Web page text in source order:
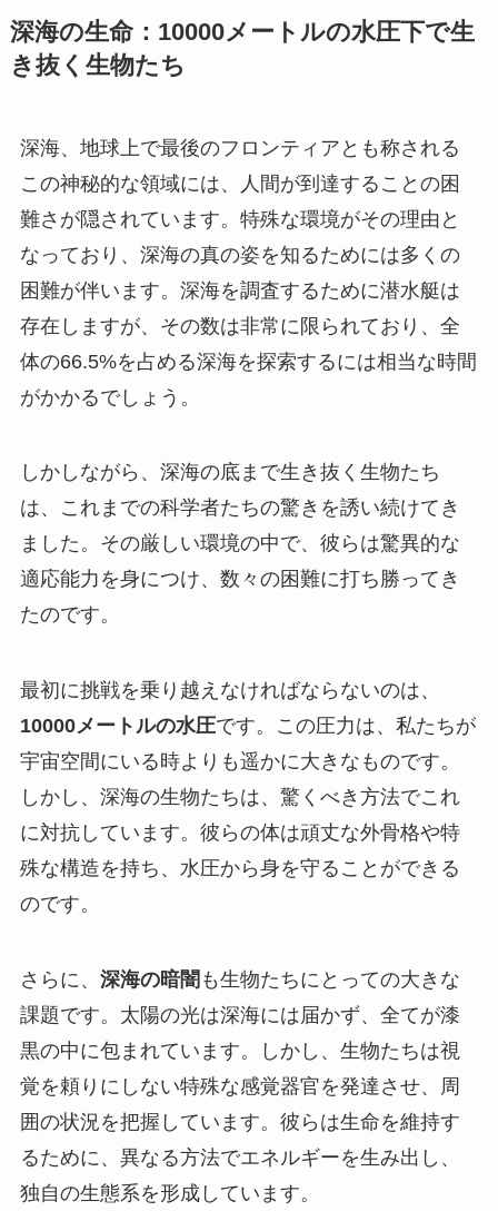
深海の生命：10000メートルの水圧下で生
き抜く生物たち
深海、地球上で最後のフロンティアとも称される
この神秘的な領域には、人間が到達することの困
難さが隠されています。特殊な環境がその理由と
なっており、深海の真の姿を知るためには多くの
困難が伴います。深海を調査するために潜水艇は
存在しますが、その数は非常に限られており、全
体の66.5%を占める深海を探索するには相当な時間
がかかるでしょう。
しかしながら、深海の底まで生き抜く生物たち
は、これまでの科学者たちの驚きを誘い続けてき
ました。その厳しい環境の中で、彼らは驚異的な
適応能力を身につけ、数々の困難に打ち勝ってき
たのです。
最初に挑戦を乗り越えなければならないのは、
10000メートルの水圧です。この圧力は、私たちが
宇宙空間にいる時よりも遥かに大きなものです。
しかし、深海の生物たちは、驚くべき方法でこれ
に対抗しています。彼らの体は頑丈な外骨格や特
殊な構造を持ち、水圧から身を守ることができる
のです。
さらに、 深海の暗闇 も生物たちにとっての大きな
課題です。太陽の光は深海には届かず、全てが漆
黒の中に包まれています。しかし、生物たちは視
覚を頼りにしない特殊な感覚器官を発達させ、周
囲の状況を把握しています。彼らは生命を維持す
るために、異なる方法でエネルギーを生み出し、
独自の生態系を形成しています。